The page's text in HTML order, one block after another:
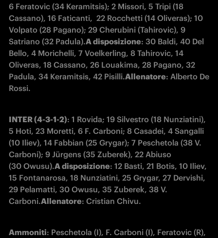
6 Feratovic (34 Keramitsis); 2 Missori, 5 Tripi (18
Cassano), 16 Faticanti,  22 Rocchetti (14 Oliveras); 10
Volpato (28 Pagano); 29 Cherubini (Tahirovic), 9
Satriano (32 Padula).A disposizione: 30 Baldi, 40 Del
Bello, 4 Morichelli, 7 Voelkerling, 8 Tahirovic, 14
Oliveras, 18 Cassano, 26 Louakima, 28 Pagano, 32
Padula, 34 Keramitsis, 42 Pisilli.Allenatore: Alberto De
Rossi.
INTER (4-3-1-2): 1 Rovida; 19 Silvestro (18 Nunziatini),
5 Hoti, 23 Moretti, 6 F. Carboni; 8 Casadei, 4 Sangalli
(10 Iliev), 14 Fabbian (25 Grygar); 7 Peschetola (38 V.
Carboni); 9 Jürgens (35 Zuberek), 22 Abiuso
(30 Owusu).A disposizione: 12 Basti, 21 Botis, 10 Iliev,
15 Fontanarosa, 18 Nunziatini, 25 Grygar, 27 Dervishi,
29 Pelamatti, 30 Owusu, 35 Zuberek, 38 V.
Carboni.Allenatore: Cristian Chivu.
Ammoniti: Peschetola (I), F. Carboni (I), Feratovic (R),